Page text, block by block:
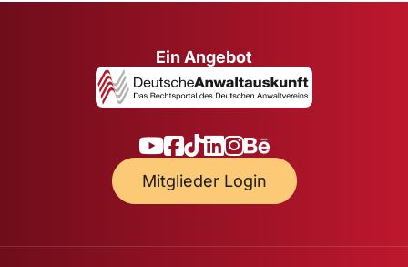
Ein Angebot
Mitglieder Login